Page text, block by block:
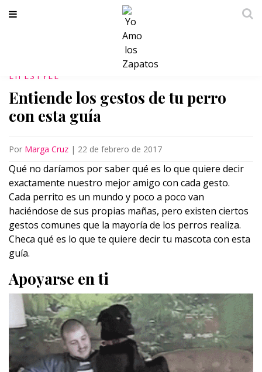
LIFESTYLE
Entiende los gestos de tu perro
con esta guía
Por Marga Cruz | 22 de febrero de 2017
Qué no daríamos por saber qué es lo que quiere decir
exactamente nuestro mejor amigo con cada gesto.
Cada perrito es un mundo y poco a poco van
haciéndose de sus propias mañas, pero existen ciertos
gestos comunes que la mayoría de los perros realiza.
Checa qué es lo que te quiere decir tu mascota con esta
guía.
Apoyarse en ti